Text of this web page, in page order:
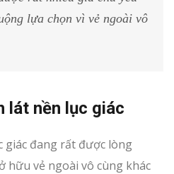
lựa chọn vì vẻ ngoài vô
lát nền lục giác
giác đang rất được lòng
hữu vẻ ngoài vô cùng khác